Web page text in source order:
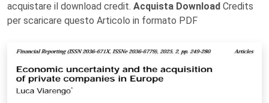
acquistare il download credit. Acquista Download Credits
per scaricare questo Articolo in formato PDF